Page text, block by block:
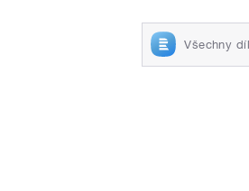
Všechny